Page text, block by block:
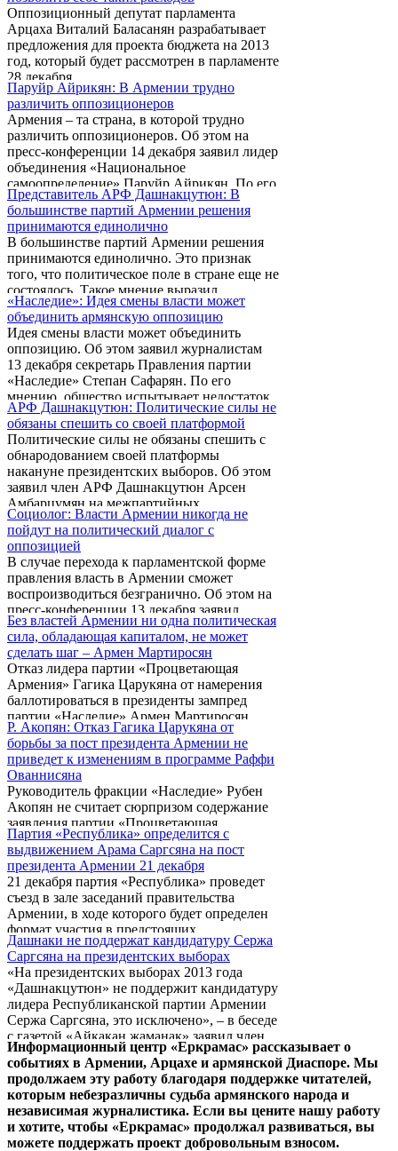
Оппозиционный депутат парламента
Арцаха Виталий Баласанян разрабатывает
предложения для проекта бюджета на 2013
год, который будет рассмотрен в парламенте
28 декабря.
Паруйр Айрикян: В Армении трудно
различить оппозиционеров
Армения – та страна, в которой трудно
различить оппозиционеров. Об этом на
пресс-конференции 14 декабря заявил лидер
объединения «Национальное
самоопределение» Паруйр Айрикян. По его
словам, идеологически могли бы
объединиться ОНС, Христианско-
демократическая партия, партии «Оринац
еркир», «Наследие» и Республиканская
партия Армении, однако у них постановка
вопросов в плане целей сильно отличается.
Представитель АРФ Дашнакцутюн: В
большинстве партий Армении решения
принимаются единолично
В большинстве партий Армении решения
принимаются единолично. Это признак
того, что политическое поле в стране еще не
состоялось. Такое мнение выразил
журналистам 13 декабря представитель
АРФ Дашнакцутюн Арсен Амбарцумян,
комментируя решение «Процветающей
Армении» не участвовать в президентских
выборах на чьей-либо стороне. «Процессы,
которые мы видим, позволяют нам
предположить, что в новейшей истории
Армении политическое поле пока не
сформировалось. В большинстве партий
решения принимаются единолично, ...
«Наследие»: Идея смены власти может
объединить армянскую оппозицию
Идея смены власти может объединить
оппозицию. Об этом заявил журналистам
13 декабря секретарь Правления партии
«Наследие» Степан Сафарян. По его
мнению, общество испытывает недостаток
доверия к выборам, а заявления нескольких
партий об их фактическом бойкоте больше
запутали ситуацию, чем прояснили. Еще
один риск при выдвижении единого
кандидата от оппозиции заключается в
наличии разных политических взглядов.
«Но если, как в 2008 году, политические
силы решат отбросить разногласия ради
единой цели ...
АРФ Дашнакцутюн: Политические силы не
обязаны спешить со своей платформой
Политические силы не обязаны спешить с
обнародованием своей платформы
накануне президентских выборов. Об этом
заявил член АРФ Дашнакцутюн Арсен
Амбарцумян на межпартийных
обсуждениях, организованных Армянским
центром политических и международных
исследований.
Социолог: Власти Армении никогда не
пойдут на политический диалог с
оппозицией
В случае перехода к парламентской форме
правления власть в Армении сможет
воспроизводиться безгранично. Об этом на
пресс-конференции 13 декабря заявил
директор социологического центра
«Социометр» Агарон Адибекян. «Так как
власти Армении ни в коем случае не пойдут
на политический диалог с оппозицией,
переход к парламентской форме правления
не в состоянии будет обеспечить смену
власти», - уверен социолог.
Без властей Армении ни одна политическая
сила, обладающая капиталом, не может
сделать шаг – Армен Мартиросян
Отказ лидера партии «Процветающая
Армения» Гагика Царукяна от намерения
баллотироваться в президенты зампред
партии «Наследие» Армен Мартиросян
считает доказательством того тезиса, что без
властей Армении ни одна политическая
сила, обладающая капиталом, не может
сделать шаг.
Р. Акопян: Отказ Гагика Царукяна от
борьбы за пост президента Армении не
приведет к изменениям в программе Раффи
Ованнисяна
Руководитель фракции «Наследие» Рубен
Акопян не считает сюрпризом содержание
заявления партии «Процветающая
Армения» (ППА).
Партия «Республика» определится с
выдвижением Арама Саргсяна на пост
президента Армении 21 декабря
21 декабря партия «Республика» проведет
съезд в зале заседаний правительства
Армении, в ходе которого будет определен
формат участия в предстоящих
президентских выборах. Об этом
Panorama.am сообщил член политсовета
партии Артак Зейналян.
Дашнаки не поддержат кандидатуру Сержа
Саргсяна на президентских выборах
«На президентских выборах 2013 года
«Дашнакцутюн» не поддержит кандидатуру
лидера Республиканской партии Армении
Сержа Саргсяна, это исключено», – в беседе
с газетой «Айкакан жаманак» заявил член
Бюро АРФД Грант Маргарян.
Информационный центр «Еркрамас» рассказывает о
событиях в Армении, Арцахе и армянской Диаспоре. Мы
продолжаем эту работу благодаря поддержке читателей,
которым небезразличны судьба армянского народа и
независимая журналистика. Если вы цените нашу работу
и хотите, чтобы «Еркрамас» продолжал развиваться, вы
можете поддержать проект добровольным взносом.